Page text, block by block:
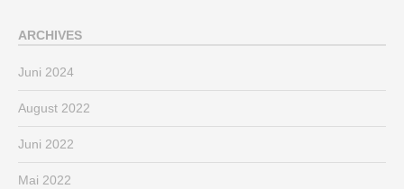
ARCHIVES
Juni 2024
August 2022
Juni 2022
Mai 2022